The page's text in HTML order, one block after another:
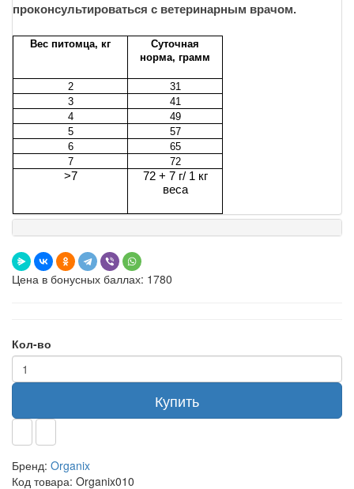
проконсультироваться с ветеринарным врачом.
Вес питомца, кг
Суточная
норма, грамм
2
31
3
41
4
49
5
57
6
65
7
72
>7
72 + 7 г/ 1 кг
веса
Цена в бонусных баллах: 1780
Кол-во
Купить
Бренд: Organix
Код товара: Organix010